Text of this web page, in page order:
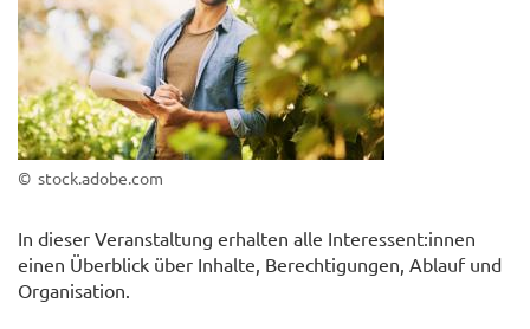
© stock.adobe.com
In dieser Veranstaltung erhalten alle Interessent:innen
einen Überblick über Inhalte, Berechtigungen, Ablauf und
Organisation.